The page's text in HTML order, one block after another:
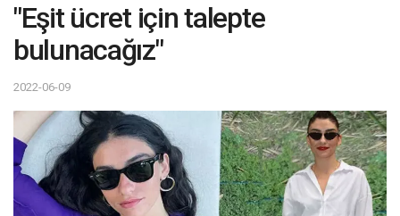
"Eşit ücret için talepte
bulunacağız"
2022-06-09